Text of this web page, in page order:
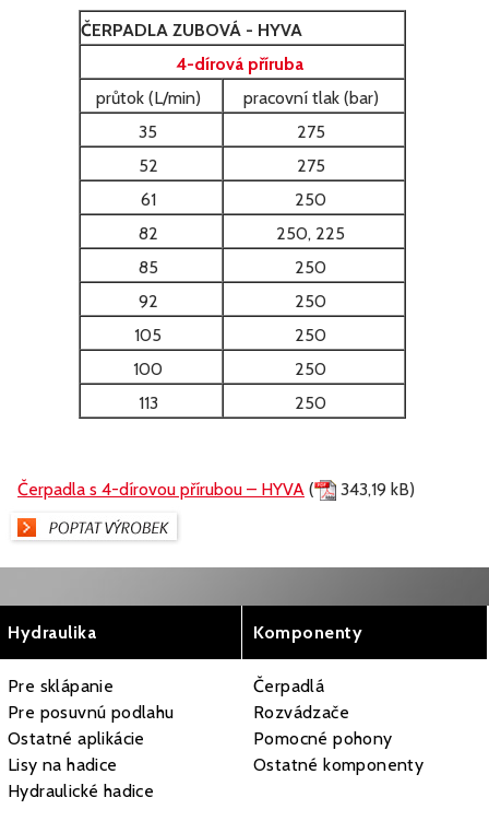
ČERPADLA ZUBOVÁ - HYVA
4-dírová příruba
průtok (L/min)
pracovní tlak (bar)
35
275
52
275
61
250
82
250, 225
85
250
92
250
105
250
100
250
113
250
Čerpadla s 4-dírovou přírubou – HYVA ( 343,19 kB)
Hydraulika
Pre sklápanie
Pre posuvnú podlahu
Ostatné aplikácie
Lisy na hadice
Hydraulické hadice
Komponenty
Čerpadlá
Rozvádzače
Pomocné pohony
Ostatné komponenty